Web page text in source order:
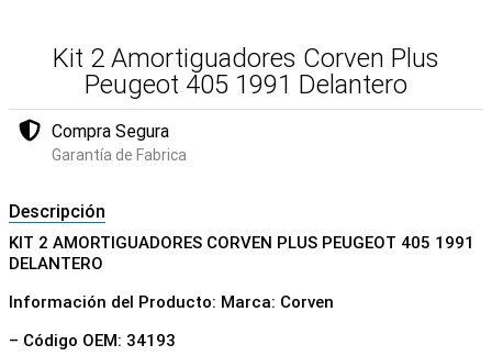
Kit 2 Amortiguadores Corven Plus
Peugeot 405 1991 Delantero
Compra Segura
Garantía de Fabrica
Descripción
KIT 2 AMORTIGUADORES CORVEN PLUS PEUGEOT 405 1991
DELANTERO
Información del Producto: Marca: Corven
– Código OEM: 34193